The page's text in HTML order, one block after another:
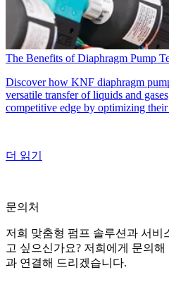
The Benefits of Diaphragm Pump
Discover how KNF diaphragm
versatile transfer of liquids and
competitive edge by optimizing
더 읽기
문의처
저희 맞춤형 펌프 솔루션과 서비
고 싶으신가요? 저희에게 문의
과 연결해 드리겠습니다.